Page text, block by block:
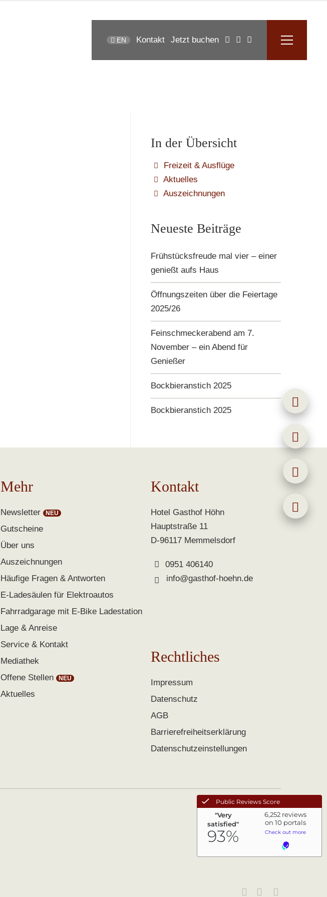
EN Kontakt Jetzt buchen
In der Übersicht
Freizeit & Ausflüge
Aktuelles
Auszeichnungen
Neueste Beiträge
Frühstücksfreude mal vier – einer
genießt aufs Haus
Öffnungszeiten über die Feiertage
2025/26
Feinschmeckerabend am 7.
November – ein Abend für
Genießer
Bockbieranstich 2025
Bockbieranstich 2025
Mehr
Newsletter
Gutscheine
Über uns
Auszeichnungen
Häufige Fragen & Antworten
E-Ladesäulen für Elektroautos
Fahrradgarage mit E-Bike Ladestation
Lage & Anreise
Service & Kontakt
Mediathek
Offene Stellen
Aktuelles
Kontakt
Hotel Gasthof Höhn
Hauptstraße 11
D-96117 Memmelsdorf
0951 406140
info@gasthof-hoehn.de
Rechtliches
Impressum
Datenschutz
AGB
Barrierefreiheitserklärung
Datenschutzeinstellungen